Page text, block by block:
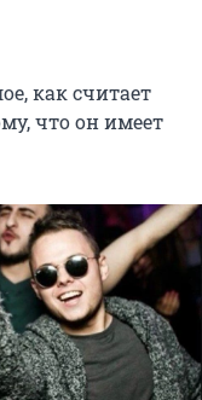
как считает
что он имеет